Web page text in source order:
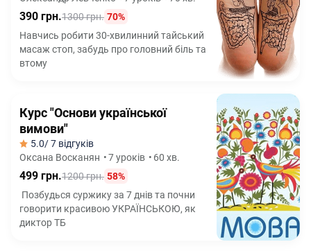
390 грн.1300 грн. 70%
Навчись робити 30-хвилинний тайський
масаж стоп, забудь про головний біль та
втому
Курс "Основи української
вимови"
5.0/ 7 відгуків
Оксана Восканян •7 уроків • 60 хв.
499 грн.1200 грн. 58%
Позбудься суржику за 7 днів та почни
говорити красивою УКРАЇНСЬКОЮ, як
диктор ТБ